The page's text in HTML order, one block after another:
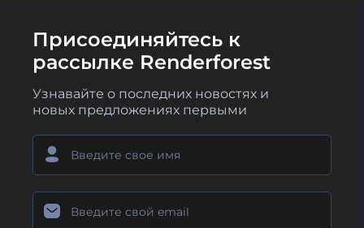
Присоединяйтесь к
рассылке Renderforest
Узнавайте о последних новостях и
новых предложениях первыми